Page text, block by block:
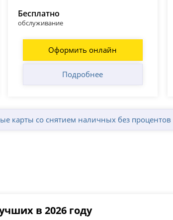
Бесплатно
обслуживание
Оформить онлайн
Подробнее
карты со снятием наличных без процентов
в 2026 году